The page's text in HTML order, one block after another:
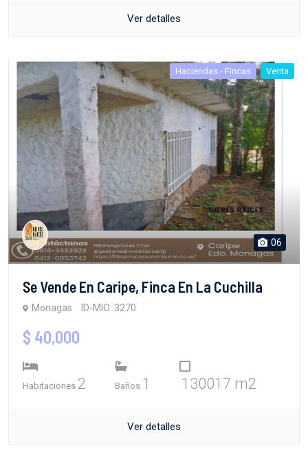
Ver detalles
Haciendas - Fincas Venta
06
Se Vende En Caripe, Finca En La Cuchilla
Monagas ID-MIO: 3270
$ 40,000
Habitaciones 2 Baños 1 130017 m2
Ver detalles